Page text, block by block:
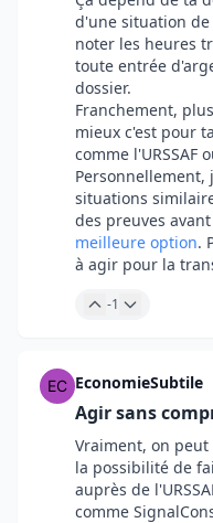
d'une situation
noter les heures
toute entrée
dossier.
Franchement,
mieux c'est pour
comme l'URSSAF
Personnellement,
situations
des preuves
meilleure option.
à agir pour la
-1
EconomieSubtile
Agir sans
Vraiment, on peut
la possibilité de
auprès de
comme